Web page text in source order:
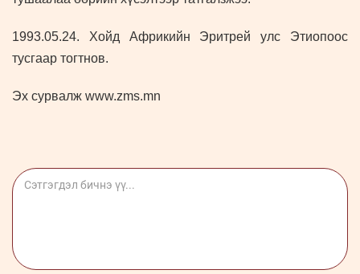
1993.05.24. Хойд Африкийн Эритрей улс Этиопоос
тусгаар тогтнов.
Эх сурвалж www.zms.mn